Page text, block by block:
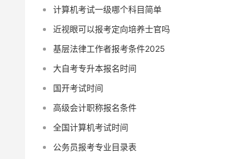
计算机考试一级哪个科目简单
近视眼可以报考定向培养士官吗
基层法律工作者报考条件2025
大自考专升本报名时间
国开考试时间
高级会计职称报名条件
全国计算机考试时间
公务员报考专业目录表